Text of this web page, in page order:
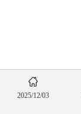
2025/12/03